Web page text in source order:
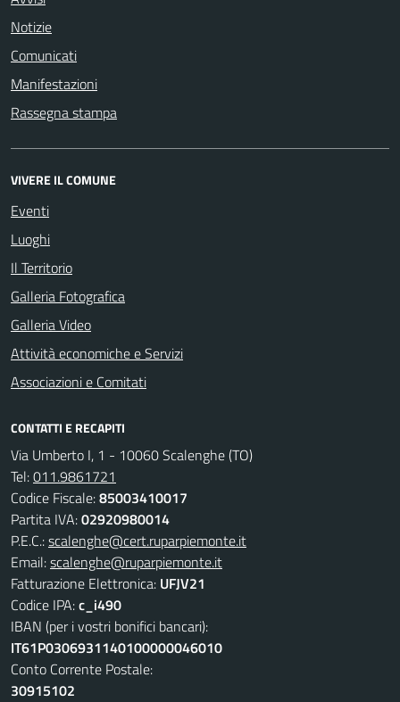
Notizie
Comunicati
Manifestazioni
Rassegna stampa
VIVERE IL COMUNE
Eventi
Luoghi
Il Territorio
Galleria Fotografica
Galleria Video
Attività economiche e Servizi
Associazioni e Comitati
CONTATTI E RECAPITI
Via Umberto I, 1 - 10060 Scalenghe (TO)
Tel:011.9861721
Codice Fiscale:85003410017
Partita IVA:02920980014
P.E.C.:scalenghe@cert.ruparpiemonte.it
Email:scalenghe@ruparpiemonte.it
Fatturazione Elettronica: UFJV21
Codice IPA:c_i490
IBAN (per i vostri bonifici bancari):
IT61P0306931140100000046010
Conto Corrente Postale:
30915102